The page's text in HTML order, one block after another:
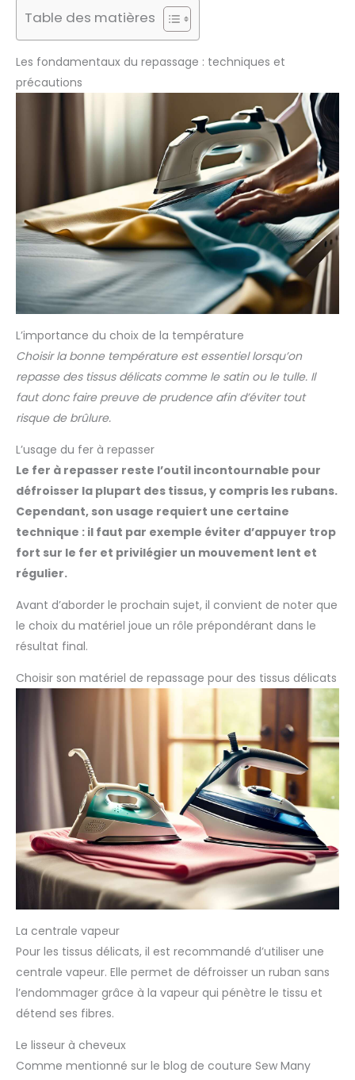
Table des matières
Les fondamentaux du repassage : techniques et
précautions
L’importance du choix de la température
Choisir la bonne température est essentiel lorsqu’on
repasse des tissus délicats comme le satin ou le tulle. Il
faut donc faire preuve de prudence afin d’éviter tout
risque de brûlure.
L’usage du fer à repasser
Le fer à repasser reste l’outil incontournable pour
défroisser la plupart des tissus, y compris les rubans.
Cependant, son usage requiert une certaine
technique : il faut par exemple éviter d’appuyer trop
fort sur le fer et privilégier un mouvement lent et
régulier.
Avant d’aborder le prochain sujet, il convient de noter que
le choix du matériel joue un rôle prépondérant dans le
résultat final.
Choisir son matériel de repassage pour des tissus délicats
La centrale vapeur
Pour les tissus délicats, il est recommandé d’utiliser une
centrale vapeur. Elle permet de défroisser un ruban sans
l’endommager grâce à la vapeur qui pénètre le tissu et
détend ses fibres.
Le lisseur à cheveux
Comme mentionné sur le blog de couture Sew Many